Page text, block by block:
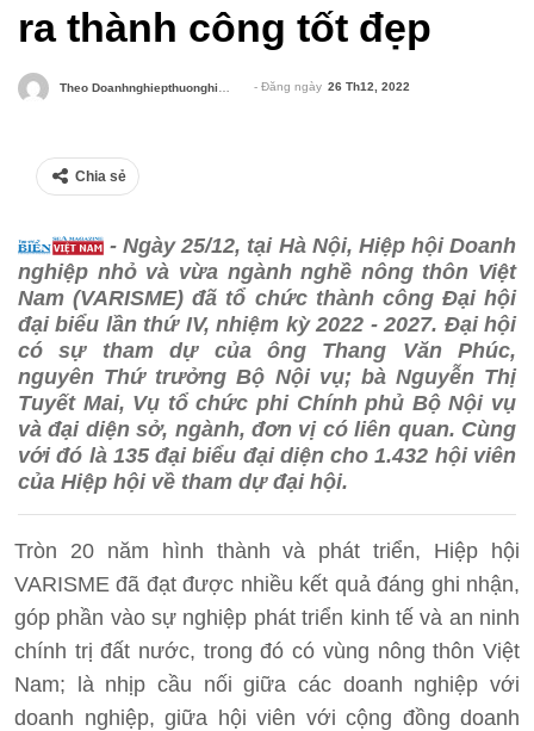
ra thành công tốt đẹp
- Đăng ngày 26 Th12, 2022
Chia sẻ
- Ngày 25/12, tại Hà Nội, Hiệp hội Doanh
nghiệp nhỏ và vừa ngành nghề nông thôn Việt
Nam (VARISME) đã tổ chức thành công Đại hội
đại biểu lần thứ IV, nhiệm kỳ 2022 - 2027. Đại hội
có sự tham dự của ông Thang Văn Phúc,
nguyên Thứ trưởng Bộ Nội vụ; bà Nguyễn Thị
Tuyết Mai, Vụ tổ chức phi Chính phủ Bộ Nội vụ
và đại diện sở, ngành, đơn vị có liên quan. Cùng
với đó là 135 đại biểu đại diện cho 1.432 hội viên
của Hiệp hội về tham dự đại hội.
Tròn 20 năm hình thành và phát triển, Hiệp hội
VARISME đã đạt được nhiều kết quả đáng ghi nhận,
góp phần vào sự nghiệp phát triển kinh tế và an ninh
chính trị đất nước, trong đó có vùng nông thôn Việt
Nam; là nhịp cầu nối giữa các doanh nghiệp với
doanh nghiệp, giữa hội viên với cộng đồng doanh